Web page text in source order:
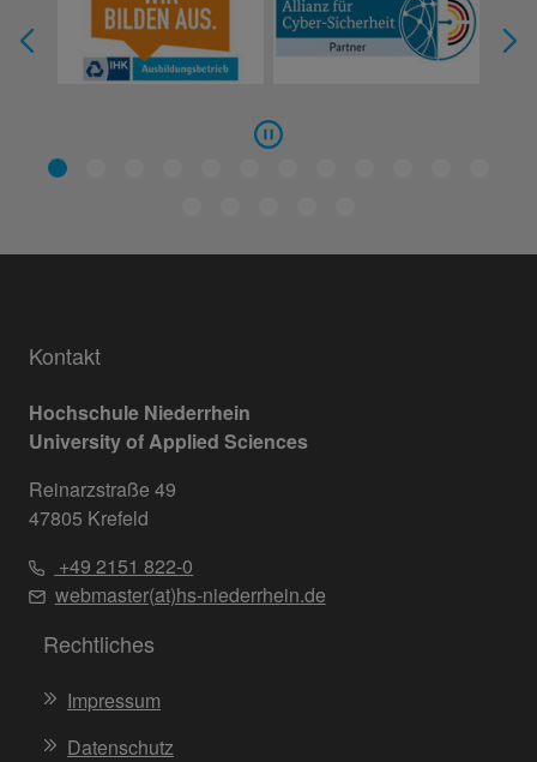
Kontakt
Hochschule Niederrhein
University of Applied Sciences
Reinarzstraße 49
47805 Krefeld
+49 2151 822-0
webmaster(at)hs-niederrhein.de
Rechtliches
Impressum
Datenschutz